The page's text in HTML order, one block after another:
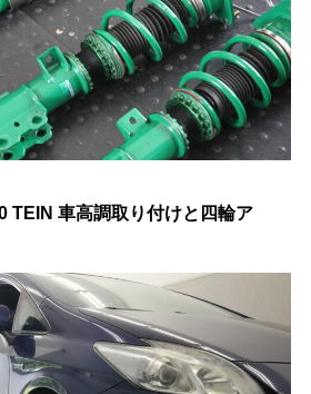
TEIN 車高調取り付けと四輪ア